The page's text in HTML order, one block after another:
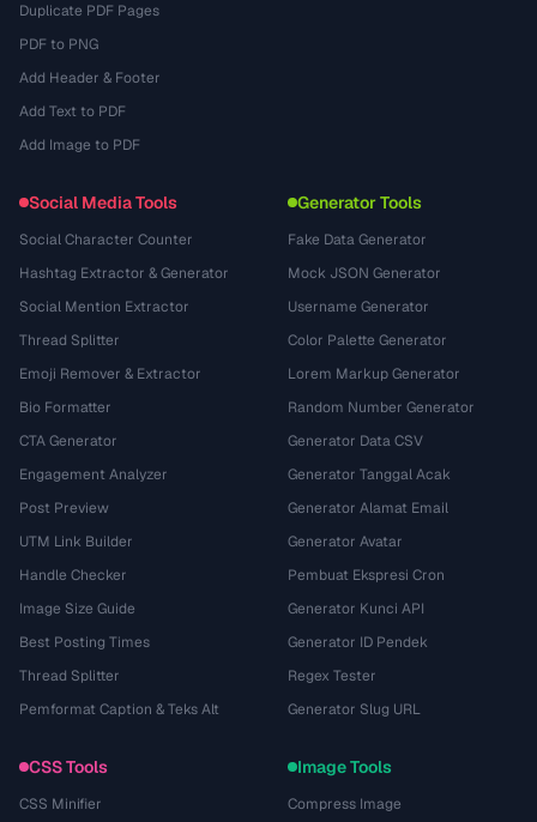
Duplicate PDF Pages
PDF to PNG
Add Header & Footer
Add Text to PDF
Add Image to PDF
Social Media Tools
Social Character Counter
Hashtag Extractor & Generator
Social Mention Extractor
Thread Splitter
Emoji Remover & Extractor
Bio Formatter
CTA Generator
Engagement Analyzer
Post Preview
UTM Link Builder
Handle Checker
Image Size Guide
Best Posting Times
Thread Splitter
Pemformat Caption & Teks Alt
Generator Tools
Fake Data Generator
Mock JSON Generator
Username Generator
Color Palette Generator
Lorem Markup Generator
Random Number Generator
Generator Data CSV
Generator Tanggal Acak
Generator Alamat Email
Generator Avatar
Pembuat Ekspresi Cron
Generator Kunci API
Generator ID Pendek
Regex Tester
Generator Slug URL
CSS Tools
CSS Minifier
Image Tools
Compress Image